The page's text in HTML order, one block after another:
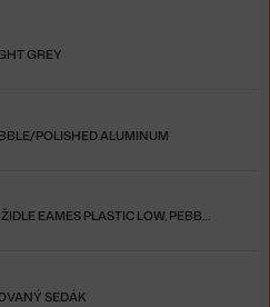
GREY
POLISHED ALUMINUM
EX-DISPLAY BAROVÁ ŽIDLE EAMES PLASTIC LOW, PEBBLE
SEDÁK